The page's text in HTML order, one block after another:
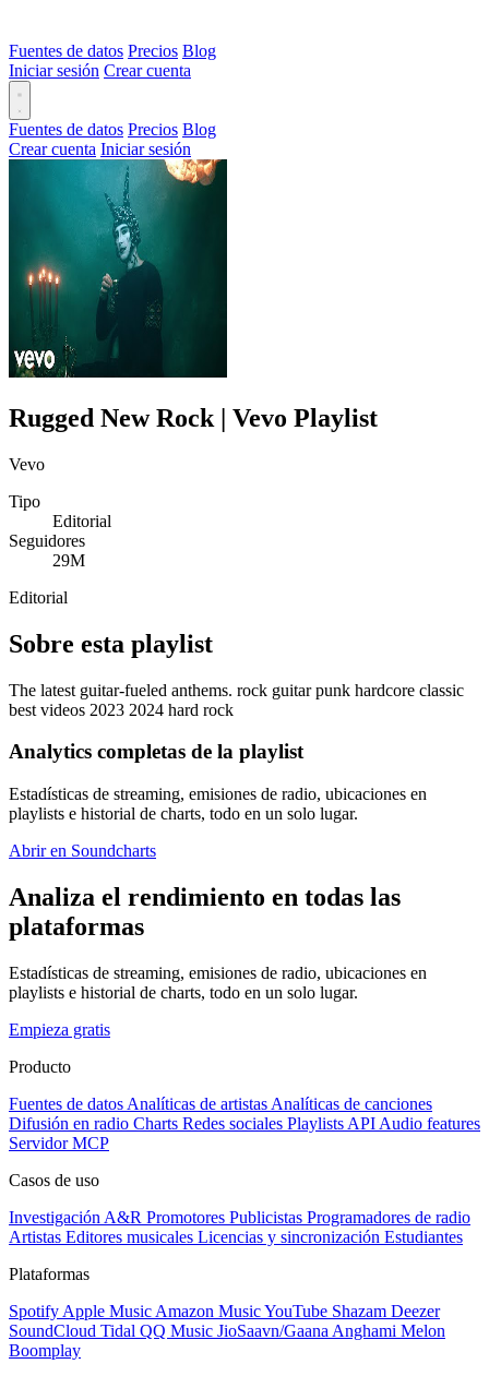
Fuentes de datos Precios Blog
Iniciar sesión Crear cuenta
Fuentes de datos Precios Blog
Crear cuenta Iniciar sesión
Rugged New Rock | Vevo Playlist
Vevo
Tipo
Editorial
Seguidores
29M
Editorial
Sobre esta playlist
The latest guitar-fueled anthems. rock guitar punk hardcore classic
best videos 2023 2024 hard rock
Analytics completas de la playlist
Estadísticas de streaming, emisiones de radio, ubicaciones en
playlists e historial de charts, todo en un solo lugar.
Abrir en Soundcharts
Analiza el rendimiento en todas las
plataformas
Estadísticas de streaming, emisiones de radio, ubicaciones en
playlists e historial de charts, todo en un solo lugar.
Empieza gratis
Producto
Fuentes de datos Analíticas de artistas Analíticas de canciones
Difusión en radio Charts Redes sociales Playlists API Audio features
Servidor MCP
Casos de uso
Investigación A&R Promotores Publicistas Programadores de radio
Artistas Editores musicales Licencias y sincronización Estudiantes
Plataformas
Spotify Apple Music Amazon MusicYouTube Shazam Deezer
SoundCloud Tidal QQ Music JioSaavn/Gaana Anghami Melon
Boomplay